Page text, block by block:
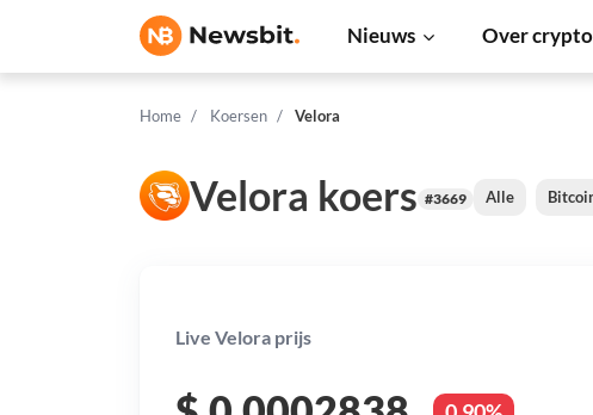
Nieuws Over
Home Koersen Velora
Velora koers #3669 Alle
Live Velora prijs